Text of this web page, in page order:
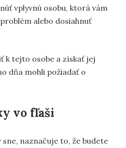
vplyvnú osobu, ktorá vám
alebo dosiahnuť
k tejto osobe a získať jej
dňa mohli požiadať o
vo fľaši
sne, naznačuje to, že budete